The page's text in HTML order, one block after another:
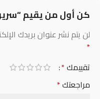
كن أول من يقيم
لن يتم نشر عنوان بريدك
*
تقييمك*
مراجعتك*